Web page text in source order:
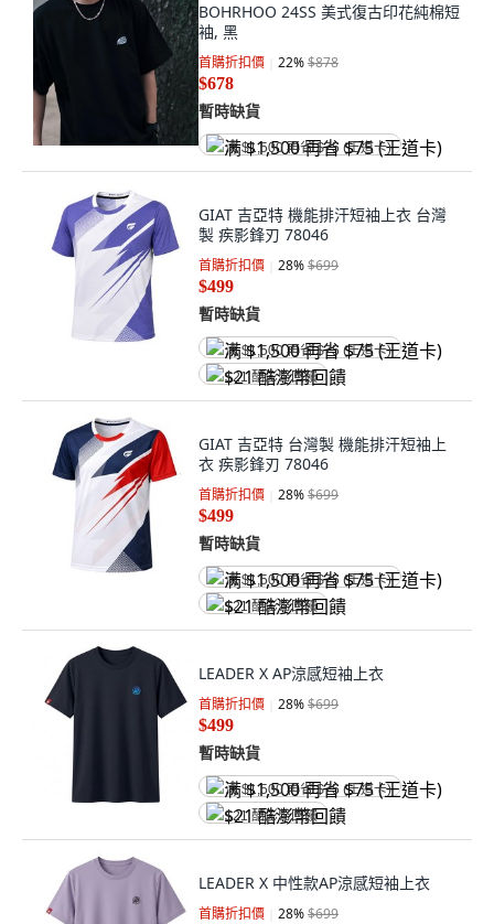
BOHRHOO 24SS 美式復古印花純棉短
袖, 黑
首購折扣價 22%$878
$678
暫時缺貨
满 $1,500 再省 $75 (王道卡)
GIAT 吉亞特 機能排汗短袖上衣 台灣
製 疾影鋒刃 78046
首購折扣價 28%$699
$499
暫時缺貨
满 $1,500 再省 $75 (王道卡)
$21 酷澎幣回饋
GIAT 吉亞特 台灣製 機能排汗短袖上
衣 疾影鋒刃 78046
首購折扣價 28%$699
$499
暫時缺貨
满 $1,500 再省 $75 (王道卡)
$21 酷澎幣回饋
LEADER X AP涼感短袖上衣
首購折扣價 28%$699
$499
暫時缺貨
满 $1,500 再省 $75 (王道卡)
$21 酷澎幣回饋
LEADER X 中性款AP涼感短袖上衣
首購折扣價 28%$699